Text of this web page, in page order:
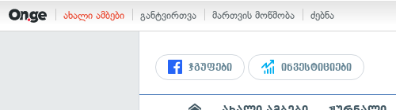
ახალი ამბები განტვირთვა მართვის მოწმობა ძებნა
ჯგუფები ინვესტიციები